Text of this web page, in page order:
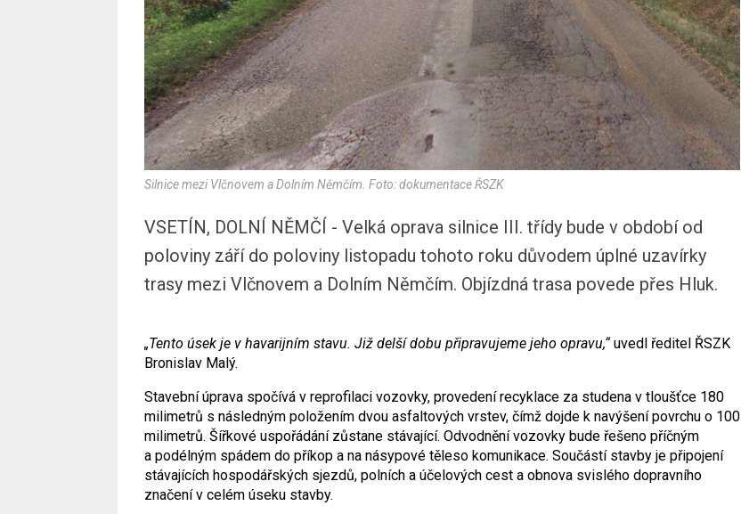
Silnice mezi Vlčnovem a Dolním Němčím. Foto: dokumentace ŘSZK
VSETÍN, DOLNÍ NĚMČÍ - Velká oprava silnice III. třídy bude v období od
poloviny září do poloviny listopadu tohoto roku důvodem úplné uzavírky
trasy mezi Vlčnovem a Dolním Němčím. Objízdná trasa povede přes Hluk.
„Tento úsek je v havarijním stavu. Již delší dobu připravujeme jeho opravu,“uvedl ředitel ŘSZK
Bronislav Malý.
Stavební úprava spočívá v reprofilaci vozovky, provedení recyklace za studena v tloušťce 180
milimetrů s následným položením dvou asfaltových vrstev, čímž dojde k navýšení povrchu o 100
milimetrů. Šířkové uspořádání zůstane stávající. Odvodnění vozovky bude řešeno příčným
a podélným spádem do příkop a na násypové těleso komunikace. Součástí stavby je připojení
stávajících hospodářských sjezdů, polních a účelových cest a obnova svislého dopravního
značení v celém úseku stavby.